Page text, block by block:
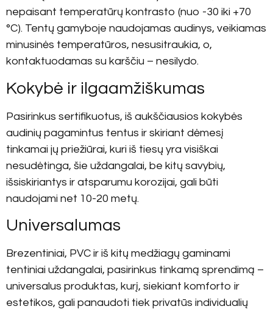
nepaisant temperatūrų kontrasto (nuo -30 iki +70
°C). Tentų gamyboje naudojamas audinys, veikiamas
minusinės temperatūros, nesusitraukia, o,
kontaktuodamas su karščiu – nesilydo.
Kokybė ir ilgaamžiškumas
Pasirinkus sertifikuotus, iš aukščiausios kokybės
audinių pagamintus tentus ir skiriant dėmesį
tinkamai jų priežiūrai, kuri iš tiesų yra visiškai
nesudėtinga, šie uždangalai, be kitų savybių,
išsiskiriantys ir atsparumu korozijai, gali būti
naudojami net 10-20 metų.
Universalumas
Brezentiniai, PVC ir iš kitų medžiagų gaminami
tentiniai uždangalai, pasirinkus tinkamą sprendimą –
universalus produktas, kurį, siekiant komforto ir
estetikos, gali panaudoti tiek privatūs individualių